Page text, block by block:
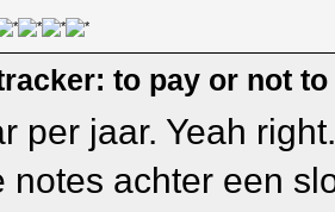
to pay or not to
per jaar. Yeah
notes achter een